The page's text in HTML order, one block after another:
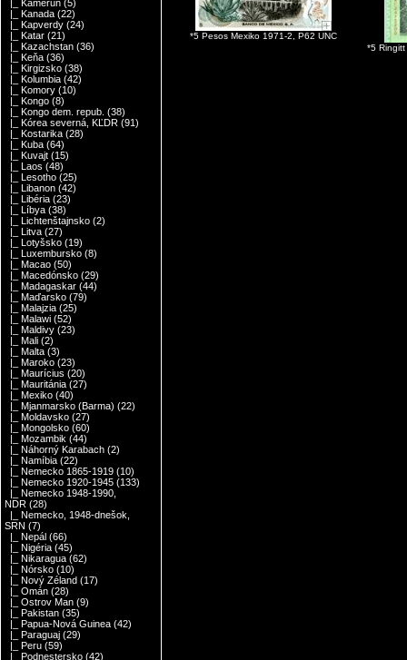
|_ Kamerun (5)
|_ Kanada (22)
|_ Kapverdy (24)
|_ Katar (21)
|_ Kazachstan (36)
|_ Keňa (36)
|_ Kirgizsko (38)
|_ Kolumbia (42)
|_ Komory (10)
|_ Kongo (8)
|_ Kongo dem. repub. (38)
|_ Kórea severná, KĽDR (91)
|_ Kostarika (28)
|_ Kuba (64)
|_ Kuvajt (15)
|_ Laos (48)
|_ Lesotho (25)
|_ Libanon (42)
|_ Libéria (23)
|_ Líbya (38)
|_ Lichtenštajnsko (2)
|_ Litva (27)
|_ Lotyšsko (19)
|_ Luxembursko (8)
|_ Macao (50)
|_ Macedónsko (29)
|_ Madagaskar (44)
|_ Maďarsko (79)
|_ Malajzia (25)
|_ Malawi (52)
|_ Maldivy (23)
|_ Mali (2)
|_ Malta (3)
|_ Maroko (23)
|_ Maurícius (20)
|_ Mauritánia (27)
|_ Mexiko (40)
|_ Mjanmarsko (Barma) (22)
|_ Moldavsko (27)
|_ Mongolsko (60)
|_ Mozambik (44)
|_ Náhorný Karabach (2)
|_ Namíbia (22)
|_ Nemecko 1865-1919 (10)
|_ Nemecko 1920-1945 (133)
|_ Nemecko 1948-1990,
NDR (28)
|_ Nemecko, 1948-dnešok,
SRN (7)
|_ Nepál (66)
|_ Nigéria (45)
|_ Nikaragua (62)
|_ Nórsko (10)
|_ Nový Zéland (17)
|_ Omán (28)
|_ Ostrov Man (9)
|_ Pakistan (35)
|_ Papua-Nová Guinea (42)
|_ Paraguaj (29)
|_ Peru (59)
|_ Podnestersko (42)
*5 Pesos Mexiko 1971-2, P62 UNC
*5